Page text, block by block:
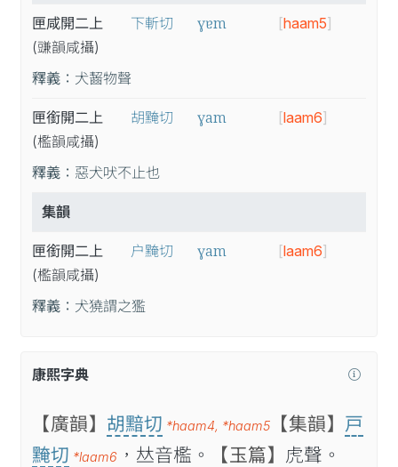
匣咸開二上
(豏韻咸攝)
下斬切 ɣɐm [haam5]
釋義： 犬齧物聲
匣銜開二上
(檻韻咸攝)
胡黤切 ɣam [laam6]
釋義： 惡犬吠不止也
集韻
匣銜開二上
(檻韻咸攝)
户黤切 ɣam [laam6]
釋義： 犬獟謂之㺝
康熙字典
【廣韻】 胡黯切 *haam4, *haam5 【集韻】 戸
黤切 *laam6 ，𠀤音檻。 【玉篇】 虎聲。